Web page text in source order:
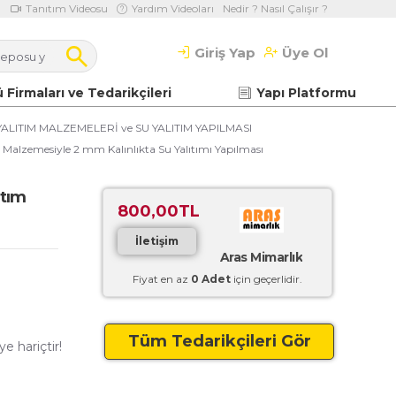
Tanıtım Videosu Yardım Videoları Nedir ? Nasıl Çalışır ?
Giriş Yap Üye Ol
ve Tedarikçileri Yapı Platformu
MALZEMELERİ ve SU YALITIM YAPILMASI
2 mm Kalınlıkta Su Yalıtımı Yapılması
hariçtir!
800,00TL
İletişim
Aras Mimarlık
Fiyat en az 0 Adet için geçerlidir.
Tüm Tedarikçileri Gör